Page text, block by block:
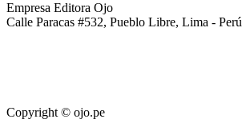
Empresa Editora Ojo
Calle Paracas #532, Pueblo Libre, Lima - Perú
Copyright © ojo.pe